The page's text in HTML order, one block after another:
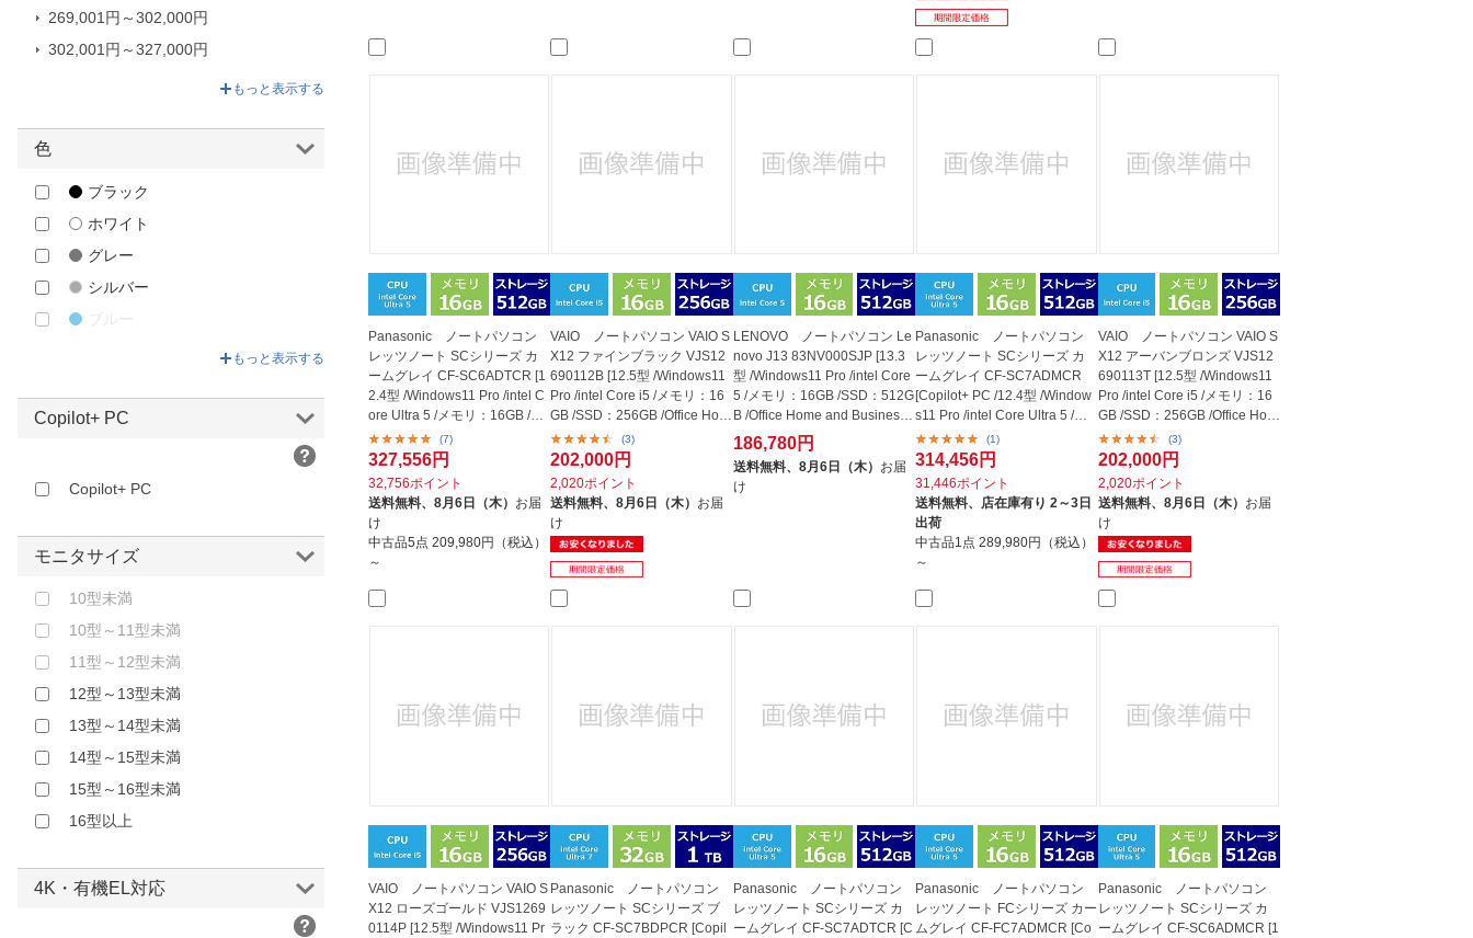
Panasonic ノートパソコン
レッツノート SCシリーズ カ
ームグレイ CF-SC6ADTCR [1
2.4型 /Windows11 Pro /intel C
ore Ultra 5 /メモリ：16GB /SS
D：...
(7)
327,556円
32,756ポイント
送料無料、 8月6日（木） お届
け
中古品5点 209,980円（税込）
～
VAIO ノートパソコン VAIO S
X12 ファインブラック VJS12
690112B [12.5型 /Windows11
Pro /intel Core i5 /メモリ：16
GB /SSD：256GB /Office Hom
e ...
(3)
202,000円
2,020ポイント
送料無料、8月6日（木） お届
け
LENOVO ノートパソコン Le
novo J13 83NV000SJP [13.3
型 /Windows11 Pro /intel Core
5 /メモリ：16GB /SSD：512G
B /Office Home and Business /
202...
186,780円
送料無料、 8月6日（木） お届
け
Panasonic ノートパソコン
レッツノート SCシリーズ カ
ームグレイ CF-SC7ADMCR
[Copilot+ PC /12.4型 /Window
s11 Pro /intel Core Ultra 5 /メ
モリ...
(1)
314,456円
31,446ポイント
送料無料、 店在庫有り 2～3日
出荷
中古品1点289,980円（税込）
～
VAIO ノートパソコン VAIO S
X12 アーバンブロンズ VJS12
690113T [12.5型 /Windows11
Pro /intel Core i5 /メモリ：16
GB /SSD：256GB /Office Hom
e ...
(3)
202,000円
2,020ポイント
送料無料、 8月6日（木） お届
け
VAIO ノートパソコン VAIO S
X12 ローズゴールド VJS1269
0114P [12.5型 /Windows11 Pr
Panasonic ノートパソコン
レッツノート SCシリーズ ブ
ラック CF-SC7BDPCR [Copil
Panasonic ノートパソコン
レッツノート SCシリーズ カ
ームグレイ CF-SC7ADTCR [C
Panasonic ノートパソコン
レッツノート FCシリーズ カー
ムグレイ CF-FC7ADMCR [Co
Panasonic ノートパソコン
レッツノート SCシリーズ カ
ームグレイ CF-SC6ADMCR [1
MSI｜エムエスアイ
NEC｜エヌイーシー
One-Netbook Technology｜ワンネ
ターナショナル
SIAL｜シアル
SONY｜ソニー
TAGlabel by amadana｜タグレー
ベル バイ アマダナ
VAIO｜バイオ
ワイモバイル｜Y！Mobile
旭エレクトロニクス｜Asahi
269,001円～302,000円
302,001円～327,000円
もっと表示する
色
ブラック
ホワイト
グレー
シルバー
ブルー
イエロー
レッド
パープル
その他
もっと表示する
Copilot+ PC
Copilot+ PC
モニタサイズ
10型未満
10型～11型未満
11型～12型未満
12型～13型未満
13型～14型未満
14型～15型未満
15型～16型未満
16型以上
4K・有機EL対応